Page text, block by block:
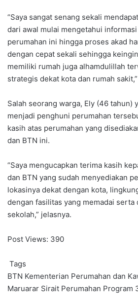
“Saya sangat senang sekali
dari awal mulai mengetahui
perumahan ini hingga proses akad
dengan cepat sekali sehingga
memiliki rumah juga alhamdulillah
strategis dekat kota dan rumah
Salah seorang warga, Ely (46 tahun)
menjadi penghuni perumahan
kasih atas perumahan yang
dan BTN ini.
“Saya mengucapkan terima kasih
dan BTN yang sudah menyediakan
lokasinya dekat dengan kota,
dengan fasilitas yang memadai serta
sekolah,” jelasnya.
Post Views: 390
Tags
BTN Kementerian Perumahan dan
Maruarar Sirait Perumahan Program